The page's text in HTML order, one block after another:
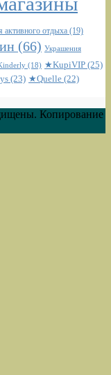
активного отдыха (19)
(66) Украшения
(18) ★KupiVIP (25)
(23) ★Quelle (22)
Копирование